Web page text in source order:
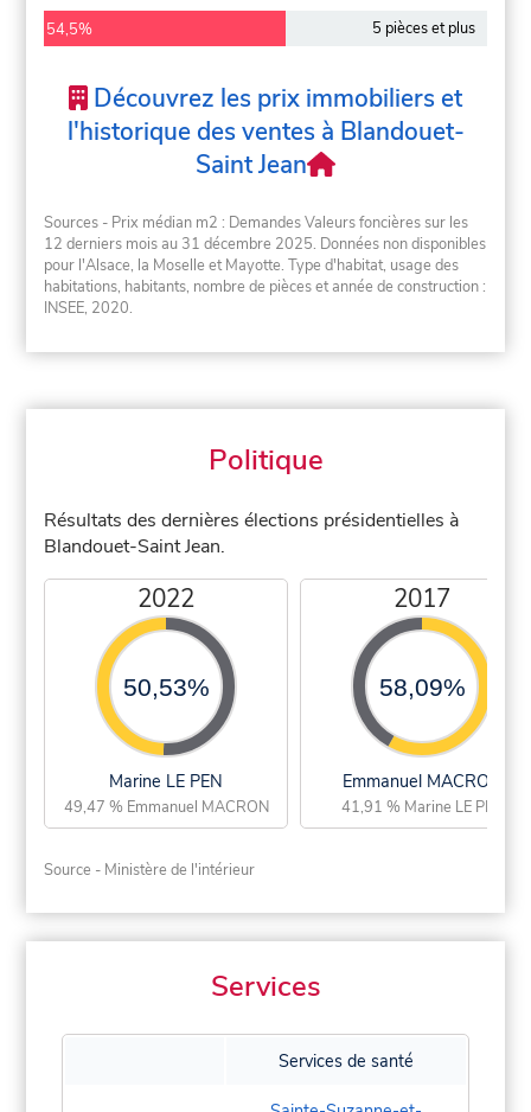
54,5% 5 pièces et plus
Découvrez les prix immobiliers et
l'historique des ventes à Blandouet-
Saint Jean
Sources - Prix médian m2 : Demandes Valeurs foncières sur les
12 derniers mois au 31 décembre 2025. Données non disponibles
pour l'Alsace, la Moselle et Mayotte. Type d'habitat, usage des
habitations, habitants, nombre de pièces et année de construction :
INSEE, 2020.
Politique
Résultats des dernières élections présidentielles à
Blandouet-Saint Jean.
2022
50,53%
Marine LE PEN
49,47 % Emmanuel MACRON
2017
58,09%
Emmanuel MACRON
41,91 % Marine LE PEN
Source - Ministère de l'intérieur
Services
Services de santé